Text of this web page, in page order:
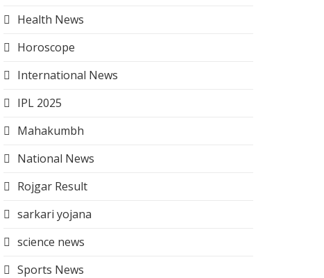
Health News
Horoscope
International News
IPL 2025
Mahakumbh
National News
Rojgar Result
sarkari yojana
science news
Sports News